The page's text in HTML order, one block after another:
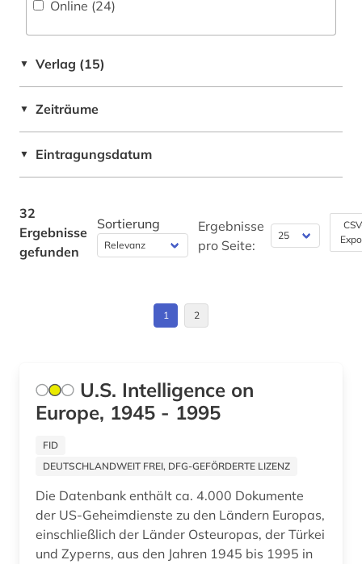
levante (1)
libanon (1)
limondjian (1)
literatur (1)
maghreb-studien (1)
manuskript (1)
mathematik (1)
nordafrika (1)
nordgriechenland (1)
Italien (1)
Makedonien (1)
Osmanisches Reich (9)
Ostmitteleuropa (1)
Spanien (1)
Suedostasien (1)
Online (24)
▼ Verlag (15)
▼ Zeiträume
▼ Eintragungsdatum
32
Ergebnisse
gefunden
Sortierung
Ergebnisse
pro Seite:
1 2
U.S. Intelligence on
Europe, 1945 - 1995
FID
DEUTSCHLANDWEIT FREI, DFG-GEFÖRDERTE LIZENZ
Die Datenbank enthält ca. 4.000 Dokumente
der US-Geheimdienste zu den Ländern Europas,
einschließlich der Länder Osteuropas, der Türkei
und Zyperns, aus den Jahren 1945 bis 1995 in